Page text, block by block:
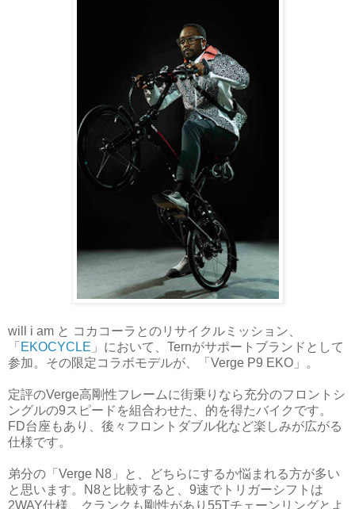
will i am と コカコーラとのリサイクルミッション、
「 EKOCYCLE 」において、Ternがサポートブランドとして
参加。その限定コラボモデルが、「Verge P9 EKO」。
定評のVerge高剛性フレームに街乗りなら充分のフロントシ
ングルの9スピードを組合わせた、的を得たバイクです。
FD台座もあり、後々フロントダブル化など楽しみが広がる
仕様です。
弟分の「Verge N8」と、どちらにするか悩まれる方が多い
と思います。N8と比較すると、9速でトリガーシフトは
2WAY仕様、クランクも剛性があり55Tチェーンリングとよ